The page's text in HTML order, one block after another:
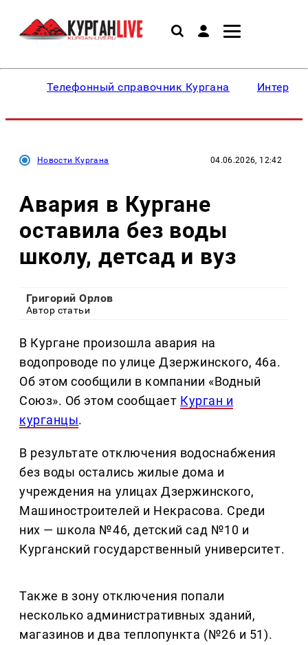
Телефонный справочник Кургана
Новости Кургана 04.06.2026, 12:42
Авария в Кургане
оставила без воды
школу, детсад и вуз
Григорий Орлов
Автор статьи
В Кургане произошла авария на
водопроводе по улице Дзержинского, 46а.
Об этом сообщили в компании «Водный
Союз». Об этом сообщает Курган и
курганцы.
В результате отключения водоснабжения
без воды остались жилые дома и
учреждения на улицах Дзержинского,
Машиностроителей и Некрасова. Среди
них — школа №46, детский сад №10 и
Курганский государственный университет.
Также в зону отключения попали
несколько административных зданий,
магазинов и два теплопункта (№26 и 51).